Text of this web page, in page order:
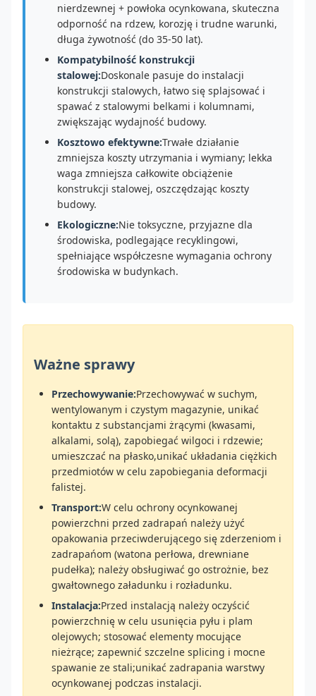
nierdzewnej + powłoka ocynkowana, skuteczna
odporność na rdzew, korozję i trudne warunki,
długa żywotność (do 35-50 lat).
Kompatybilność konstrukcji
stalowej:Doskonale pasuje do instalacji
konstrukcji stalowych, łatwo się splajsować i
spawać z stalowymi belkami i kolumnami,
zwiększając wydajność budowy.
Kosztowo efektywne:Trwałe działanie
zmniejsza koszty utrzymania i wymiany; lekka
waga zmniejsza całkowite obciążenie
konstrukcji stalowej, oszczędzając koszty
budowy.
Ekologiczne:Nie toksyczne, przyjazne dla
środowiska, podlegające recyklingowi,
spełniające współczesne wymagania ochrony
środowiska w budynkach.
Ważne sprawy
Przechowywanie:Przechowywać w suchym,
wentylowanym i czystym magazynie, unikać
kontaktu z substancjami żrącymi (kwasami,
alkalami, solą), zapobiegać wilgoci i rdzewie;
umieszczać na płasko,unikać układania ciężkich
przedmiotów w celu zapobiegania deformacji
falistej.
Transport:W celu ochrony ocynkowanej
powierzchni przed zadrapań należy użyć
opakowania przeciwderującego się zderzeniom i
zadrapańom (watona perłowa, drewniane
pudełka); należy obsługiwać go ostrożnie, bez
gwałtownego załadunku i rozładunku.
Instalacja:Przed instalacją należy oczyścić
powierzchnię w celu usunięcia pyłu i plam
olejowych; stosować elementy mocujące
nieżrące; zapewnić szczelne splicing i mocne
spawanie ze stali;unikać zadrapania warstwy
ocynkowanej podczas instalacji.